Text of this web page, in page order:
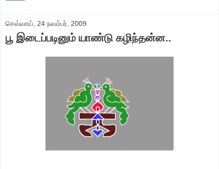
செவ்வாய், 24 நவம்பர், 2009
பூ இடைப்படினும் யாண்டு கழிந்தன்ன..